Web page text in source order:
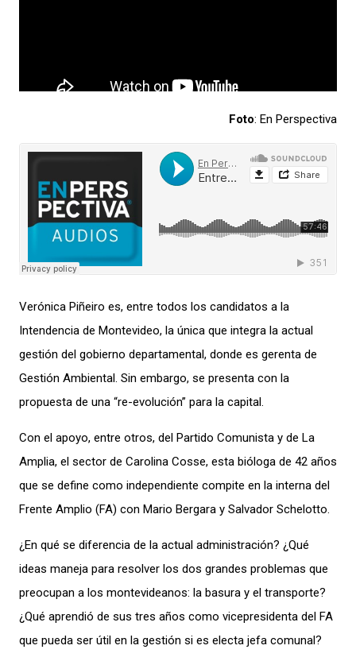
Foto: En Perspectiva
Verónica Piñeiro es, entre todos los candidatos a la
Intendencia de Montevideo, la única que integra la actual
gestión del gobierno departamental, donde es gerenta de
Gestión Ambiental. Sin embargo, se presenta con la
propuesta de una “re-evolución” para la capital.
Con el apoyo, entre otros, del Partido Comunista y de La
Amplia, el sector de Carolina Cosse, esta bióloga de 42 años
que se define como independiente compite en la interna del
Frente Amplio (FA) con Mario Bergara y Salvador Schelotto.
¿En qué se diferencia de la actual administración? ¿Qué
ideas maneja para resolver los dos grandes problemas que
preocupan a los montevideanos: la basura y el transporte?
¿Qué aprendió de sus tres años como vicepresidenta del FA
que pueda ser útil en la gestión si es electa jefa comunal?